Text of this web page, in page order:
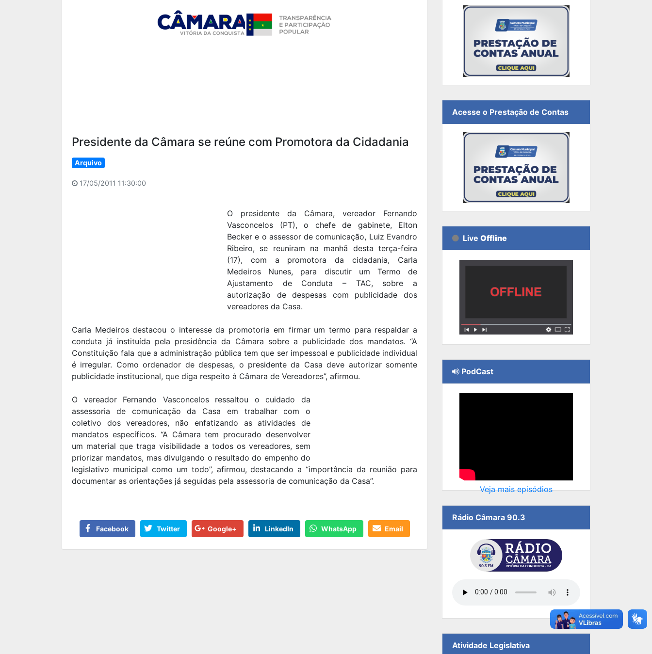
Presidente da Câmara se reúne com Promotora da Cidadania
Arquivo
17/05/2011 11:30:00
O presidente da Câmara, vereador Fernando
Vasconcelos (PT), o chefe de gabinete, Elton
Becker e o assessor de comunicação, Luiz Evandro
Ribeiro, se reuniram na manhã desta terça-feira
(17), com a promotora da cidadania, Carla
Medeiros Nunes, para discutir um Termo de
Ajustamento de Conduta – TAC, sobre a
autorização de despesas com publicidade dos
vereadores da Casa.
Carla Medeiros destacou o interesse da promotoria em firmar um termo para respaldar a
conduta já instituída pela presidência da Câmara sobre a publicidade dos mandatos. “A
Constituição fala que a administração pública tem que ser impessoal e publicidade individual
é irregular. Como ordenador de despesas, o presidente da Casa deve autorizar somente
publicidade institucional, que diga respeito à Câmara de Vereadores”, afirmou.
O vereador Fernando Vasconcelos ressaltou o cuidado da
assessoria de comunicação da Casa em trabalhar com o
coletivo dos vereadores, não enfatizando as atividades de
mandatos específicos. “A Câmara tem procurado desenvolver
um material que traga visibilidade a todos os vereadores, sem
priorizar mandatos, mas divulgando o resultado do empenho do
legislativo municipal como um todo”, afirmou, destacando a “importância da reunião para
documentar as orientações já seguidas pela assessoria de comunicação da Casa”.
Facebook Twitter Google+ LinkedIn WhatsApp Email
Acesse o Prestação de Contas
Live Offline
PodCast
Veja mais episódios
Rádio Câmara 90.3
Atividade Legislativa